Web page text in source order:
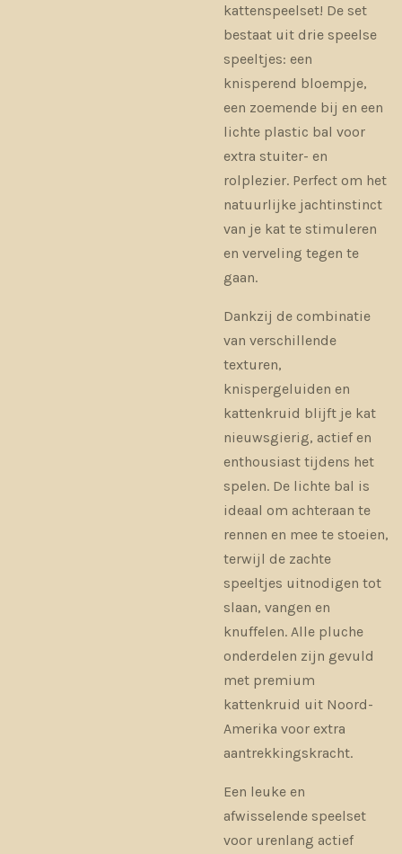
kattenspeelset! De set
bestaat uit drie speelse
speeltjes: een
knisperend bloempje,
een zoemende bij en een
lichte plastic bal voor
extra stuiter- en
rolplezier. Perfect om het
natuurlijke jachtinstinct
van je kat te stimuleren
en verveling tegen te
gaan.
Dankzij de combinatie
van verschillende
texturen,
knispergeluiden en
kattenkruid blijft je kat
nieuwsgierig, actief en
enthousiast tijdens het
spelen. De lichte bal is
ideaal om achteraan te
rennen en mee te stoeien,
terwijl de zachte
speeltjes uitnodigen tot
slaan, vangen en
knuffelen. Alle pluche
onderdelen zijn gevuld
met premium
kattenkruid uit Noord-
Amerika voor extra
aantrekkingskracht.
Een leuke en
afwisselende speelset
voor urenlang actief